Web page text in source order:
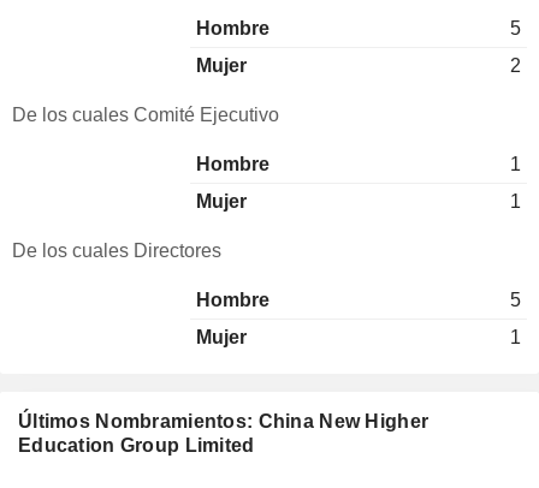
Últimos Nombramientos: China New Higher
Education Group Limited
Hombre
5
Mujer
2
De los cuales Comité Ejecutivo
Hombre
1
Mujer
1
De los cuales Directores
Hombre
5
Mujer
1